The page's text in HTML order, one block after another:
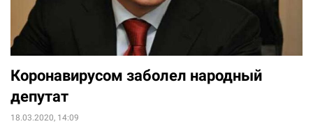
Коронавирусом заболел народный
депутат
18.03.2020, 14:09